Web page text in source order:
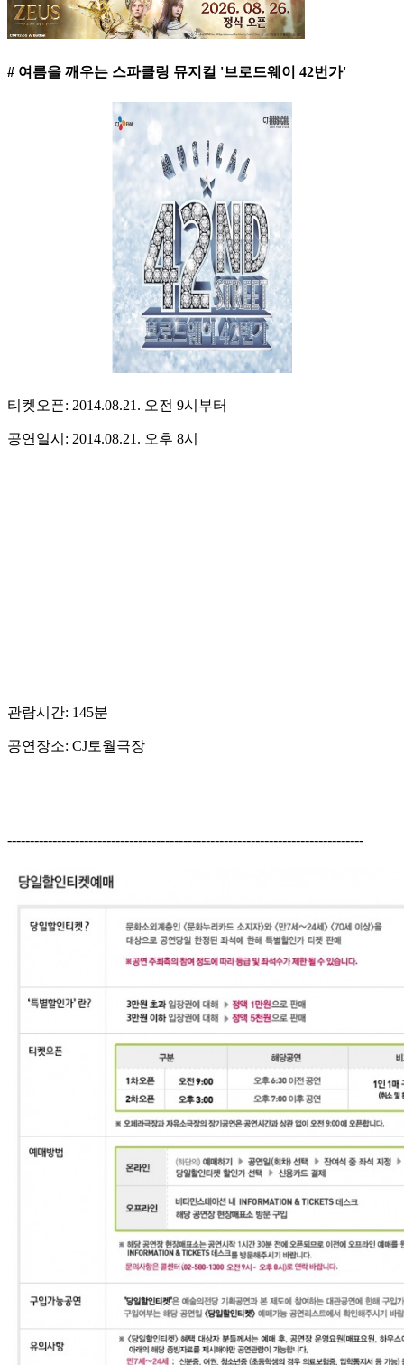
# 여름을 깨우는 스파클링 뮤지컬 '브로드웨이 42번가'
티켓오픈: 2014.08.21. 오전 9시부터
공연일시: 2014.08.21. 오후 8시
관람시간: 145분
공연장소: CJ토월극장
-------------------------------------------------------------------------------